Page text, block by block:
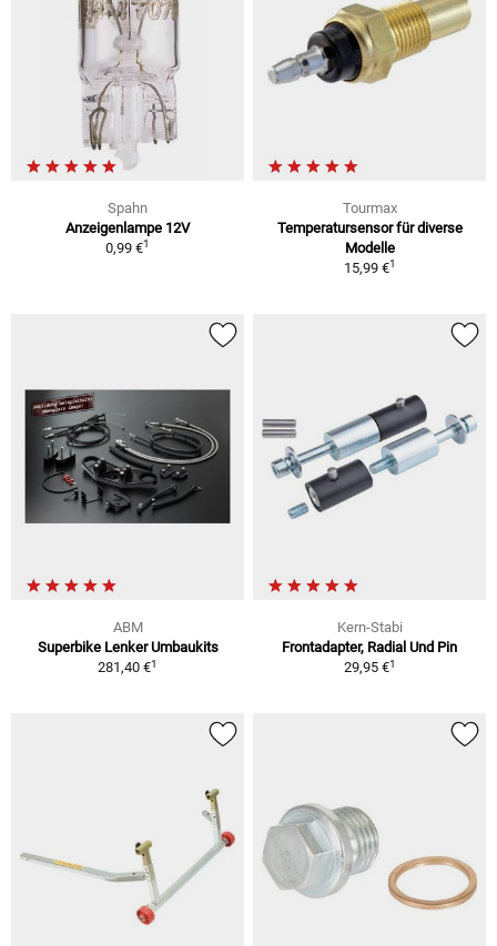
Spahn
Anzeigenlampe 12V
0,99 €1
Tourmax
Temperatursensor für diverse
Modelle
15,99 €1
ABM
Superbike Lenker Umbaukits
281,40 €1
Kern-Stabi
Frontadapter, Radial Und Pin
29,95 €1